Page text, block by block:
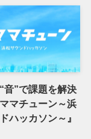
音”で課題を解決
マチューン～浜
ハッカソン～』